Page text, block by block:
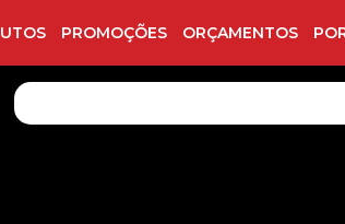
PROMOÇÕES ORÇAMENTOS